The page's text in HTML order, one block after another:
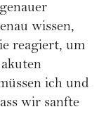
wissen,
reagiert, um
ich und
wir sanfte